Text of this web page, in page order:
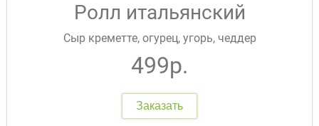
Ролл итальянский
Сыр креметте, огурец, угорь, чеддер
499р.
Заказать